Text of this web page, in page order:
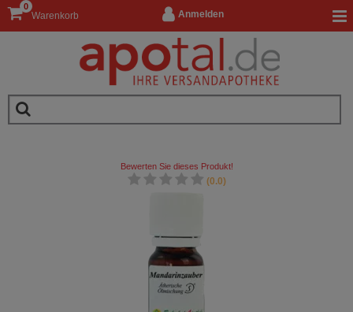
Anmelden
Warenkorb
0
Bewerten Sie dieses Produkt!
(0.0)